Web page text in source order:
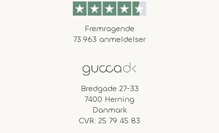
Fremragende
73.963 anmeldelser
Bredgade 27-33
7400 Herning
Danmark
CVR: 25 79 45 83